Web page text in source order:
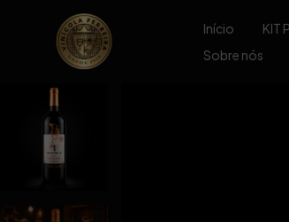
Início KIT
Sobre nós